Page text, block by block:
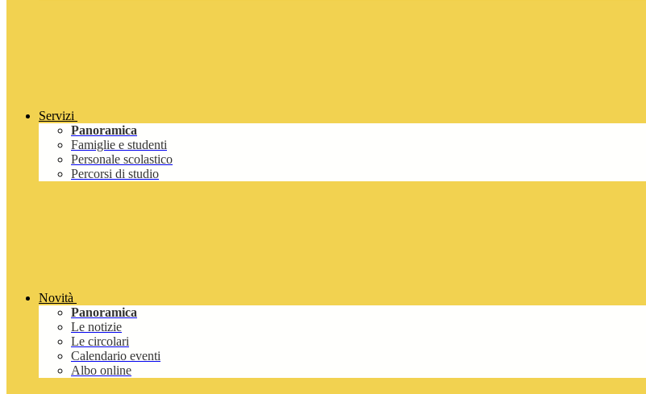
Servizi
Panoramica
Famiglie e studenti
Personale scolastico
Percorsi di studio
Novità
Panoramica
Le notizie
Le circolari
Calendario eventi
Albo online